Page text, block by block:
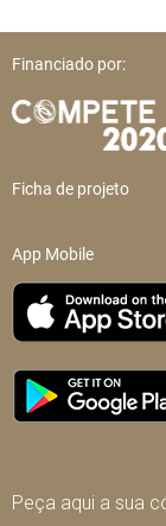
Financiado por:
Ficha de projeto
App Mobile
Peça aqui a sua